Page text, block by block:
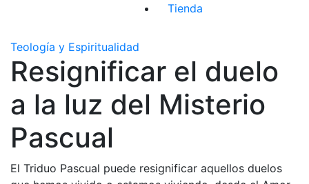
Tienda
Teología y Espiritualidad
Resignificar el duelo
a la luz del Misterio
Pascual
El Triduo Pascual puede resignificar aquellos duelos